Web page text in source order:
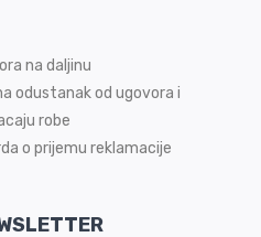
na daljinu
odustanak od ugovora i
robe
o prijemu reklamacije